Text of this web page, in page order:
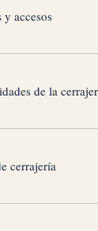
y accesos
de la
cerrajería